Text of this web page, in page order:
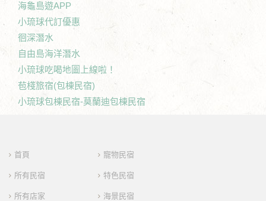
海龜島遊APP
小琉球代訂優惠
徊深潛水
自由島海洋潛水
小琉球吃喝地圖上線啦！
苞棧旅宿(包棟民宿)
小琉球包棟民宿-莫蘭迪包棟民宿
首頁
所有民宿
所有店家
寵物民宿
特色民宿
海景民宿